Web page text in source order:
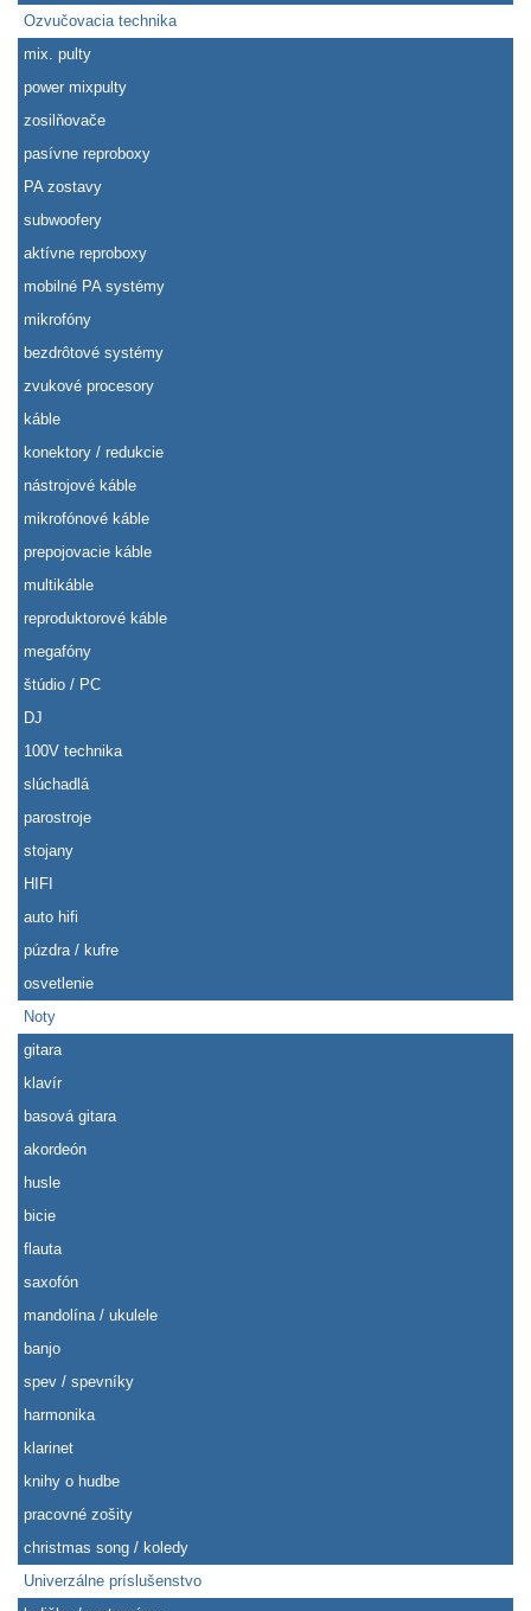
Ozvučovacia technika
mix. pulty
power mixpulty
zosilňovače
pasívne reproboxy
PA zostavy
subwoofery
aktívne reproboxy
mobilné PA systémy
mikrofóny
bezdrôtové systémy
zvukové procesory
káble
konektory / redukcie
nástrojové káble
mikrofónové káble
prepojovacie káble
multikáble
reproduktorové káble
megafóny
štúdio / PC
DJ
100V technika
slúchadlá
parostroje
stojany
HIFI
auto hifi
púzdra / kufre
osvetlenie
Noty
gitara
klavír
basová gitara
akordeón
husle
bicie
flauta
saxofón
mandolína / ukulele
banjo
spev / spevníky
harmonika
klarinet
knihy o hudbe
pracovné zošity
christmas song / koledy
Univerzálne príslušenstvo